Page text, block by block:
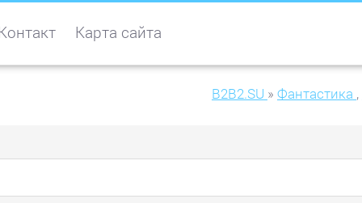
Карта сайта
B2B2.SU » Фантастика ,